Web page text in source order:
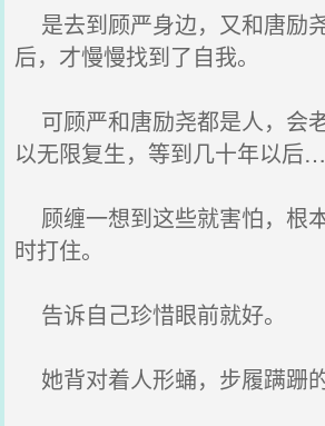
是去到顾严身边，又和唐励
后，才慢慢找到了自我。
可顾严和唐励尧都是人，会
以无限复生，等到几十年以
顾缠一想到这些就害怕，根
时打住。
告诉自己珍惜眼前就好。
她背对着人形蛹，步履蹒跚的